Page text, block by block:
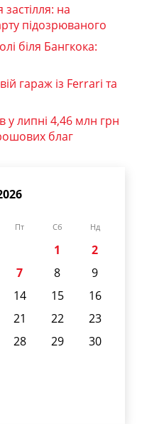
на
підозрюваного
біля Бангкока:
гараж із Ferrari та
у липні 4,46 млн грн
благ
Пт Сб Нд
1
2
7 8
9
14 15
16
21 22
23
28 29
30